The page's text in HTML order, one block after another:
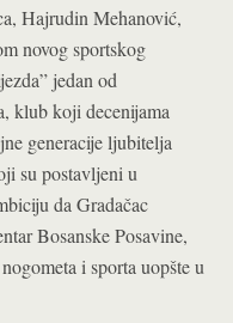
Hajrudin Mehanović,
novog sportskog
jedan od
klub koji decenijama
generacije ljubitelja
su postavljeni u
da Gradačac
Bosanske Posavine,
i sporta uopšte u